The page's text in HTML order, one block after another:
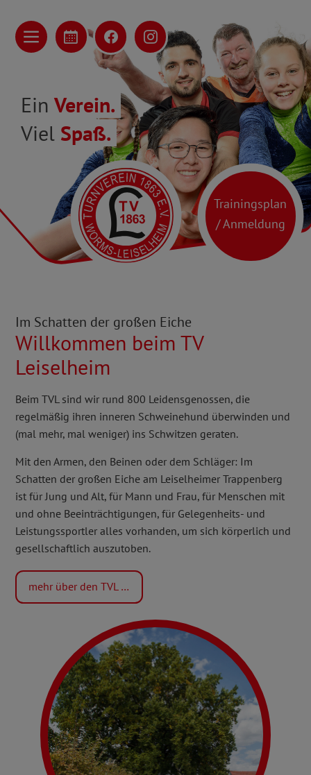
EinVerein.
Viel Spaß.
Trainingsplan
/ Anmeldung
Im Schatten der großen Eiche
Willkommen beim TV
Leiselheim
Beim TVL sind wir rund 800 Leidensgenossen, die
regelmäßig ihren inneren Schweinehund überwinden und
(mal mehr, mal weniger) ins Schwitzen geraten.
Mit den Armen, den Beinen oder dem Schläger: Im
Schatten der großen Eiche am Leiselheimer Trappenberg
ist für Jung und Alt, für Mann und Frau, für Menschen mit
und ohne Beeinträchtigungen, für Gelegenheits- und
Leistungssportler alles vorhanden, um sich körperlich und
gesellschaftlich auszutoben.
mehr über den TVL …